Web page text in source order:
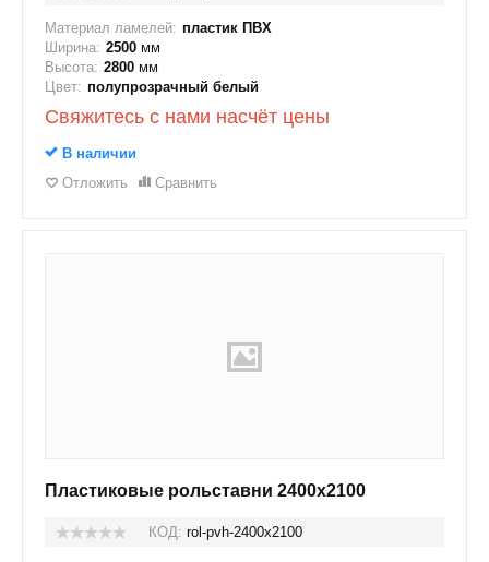
Материал ламелей: пластик ПВХ
Ширина: 2500 мм
Высота: 2800 мм
Цвет: полупрозрачный белый
Свяжитесь с нами насчёт цены
В наличии
Отложить
Сравнить
Пластиковые рольставни 2400x2100
КОД: rol-pvh-2400x2100